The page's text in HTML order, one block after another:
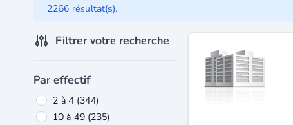
2266 résultat(s).
Filtrer votre recherche
Par effectif
2 à 4 (344)
10 à 49 (235)